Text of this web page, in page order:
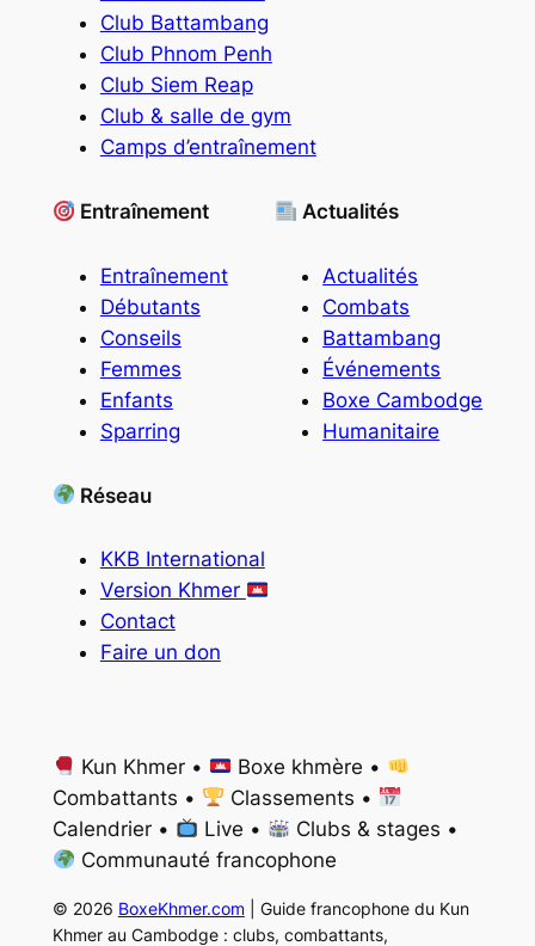
Club Battambang
Club Phnom Penh
Club Siem Reap
Club & salle de gym
Camps d’entraînement
Entraînement
Entraînement
Débutants
Conseils
Femmes
Enfants
Sparring
Actualités
Actualités
Combats
Battambang
Événements
Boxe Cambodge
Humanitaire
Réseau
KKB International
Version Khmer
Contact
Faire un don
Kun Khmer •
Boxe khmère •
Combattants •
Classements •
Calendrier •
Live •
Clubs & stages •
Communauté francophone
© 2026 BoxeKhmer.com| Guide francophone du Kun
Khmer au Cambodge : clubs, combattants,